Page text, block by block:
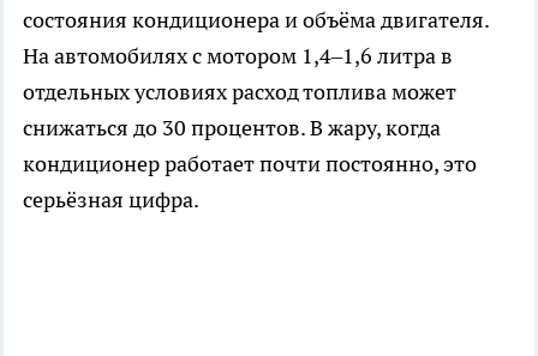
состояния кондиционера и объёма двигателя.
На автомобилях с мотором 1,4–1,6 литра в
отдельных условиях расход топлива может
снижаться до 30 процентов. В жару, когда
кондиционер работает почти постоянно, это
серьёзная цифра.